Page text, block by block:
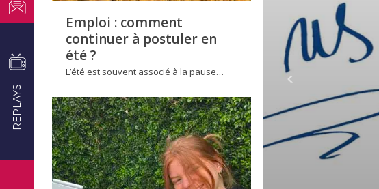
REPLAYS
Emploi : comment
continuer à postuler en
été ?
L’été est souvent associé à la pause…
Affaires sensibles